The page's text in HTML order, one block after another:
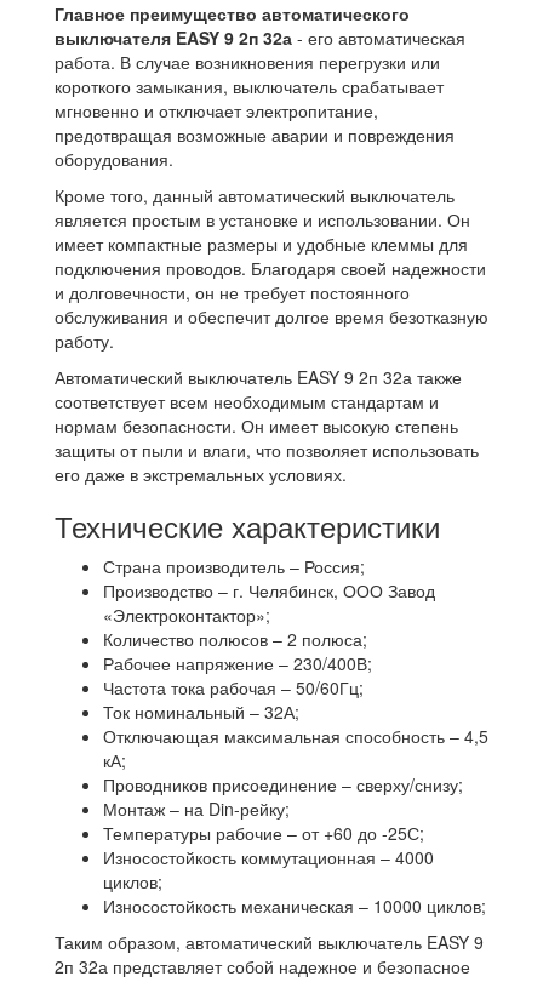
Главное преимущество автоматического
выключателя EASY 9 2п 32а - его автоматическая
работа. В случае возникновения перегрузки или
короткого замыкания, выключатель срабатывает
мгновенно и отключает электропитание,
предотвращая возможные аварии и повреждения
оборудования.
Кроме того, данный автоматический выключатель
является простым в установке и использовании. Он
имеет компактные размеры и удобные клеммы для
подключения проводов. Благодаря своей надежности
и долговечности, он не требует постоянного
обслуживания и обеспечит долгое время безотказную
работу.
Автоматический выключатель EASY 9 2п 32а также
соответствует всем необходимым стандартам и
нормам безопасности. Он имеет высокую степень
защиты от пыли и влаги, что позволяет использовать
его даже в экстремальных условиях.
Технические характеристики
Страна производитель – Россия;
Производство – г. Челябинск, ООО Завод
«Электроконтактор»;
Количество полюсов – 2 полюса;
Рабочее напряжение – 230/400В;
Частота тока рабочая – 50/60Гц;
Ток номинальный – 32А;
Отключающая максимальная способность – 4,5
кА;
Проводников присоединение – сверху/снизу;
Монтаж – на Din-рейку;
Температуры рабочие – от +60 до -25С;
Износостойкость коммутационная – 4000
циклов;
Износостойкость механическая – 10000 циклов;
Таким образом, автоматический выключатель EASY 9
2п 32а представляет собой надежное и безопасное